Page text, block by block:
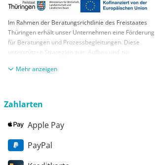
Im Rahmen der Beratungsrichtlinie des Freistaates
Thüringen erhält unser Unternehmen eine Förderung
für Beratungen und Prozessbegleitungen. Diese
unterstützen Strategien zum Aufbau und zur
KMUs. Die daraus resultierenden Ergebnisse und
aus Mitteln des Europäischen Sozialfonds Plus und
anzeigen
Zahlarten
Apple Pay
PayPal